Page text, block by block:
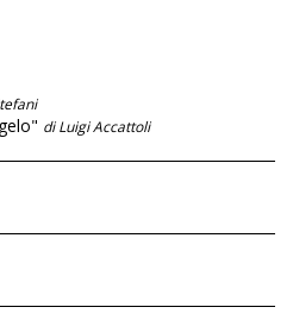
di Luigi Accattoli